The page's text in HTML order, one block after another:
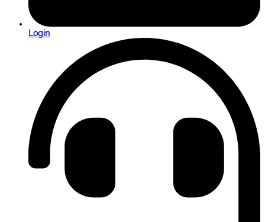
Login